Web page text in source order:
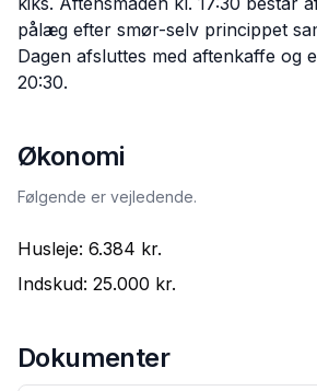
pålæg efter smør-selv princippet
Dagen afsluttes med aftenkaffe og
20:30.
Økonomi
Følgende er vejledende.
Husleje: 6.384 kr.
Indskud: 25.000 kr.
Dokumenter